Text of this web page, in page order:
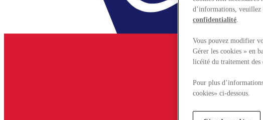
d’informations, veuillez
confidentialité.
Vous pouvez modifier
Gérer les cookies » en
licéité du traitement des
Pour plus
cookies» ci-dessous.